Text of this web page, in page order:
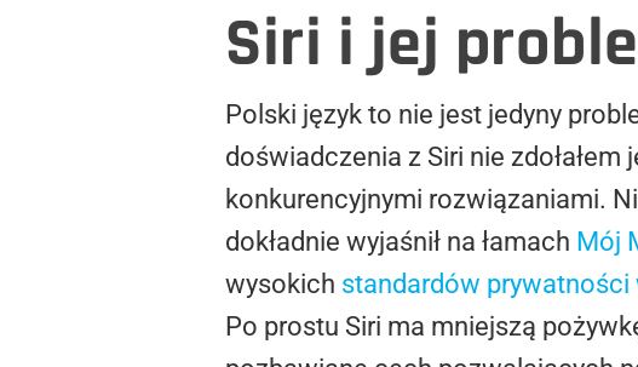
Siri i jej
Polski język to nie jest jedyny
doświadczenia z Siri nie
konkurencyjnymi rozwiązaniami.
dokładnie wyjaśnił na łamach Mój
wysokich standardów prywatności
Po prostu Siri ma mniejszą